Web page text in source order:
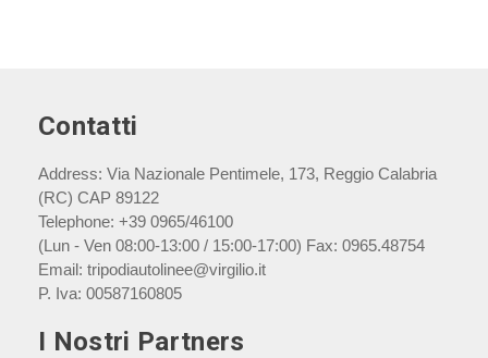
Contatti
Address: Via Nazionale Pentimele, 173, Reggio Calabria
(RC) CAP 89122
Telephone: +39 0965/46100
(Lun - Ven 08:00-13:00 / 15:00-17:00) Fax: 0965.48754
Email: tripodiautolinee@virgilio.it
P. Iva: 00587160805
I Nostri Partners